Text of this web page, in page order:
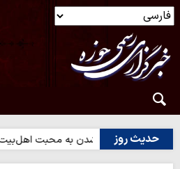
حدیث روز
| راه نزدیک شدن به محبت اهل‌بیت(ع)